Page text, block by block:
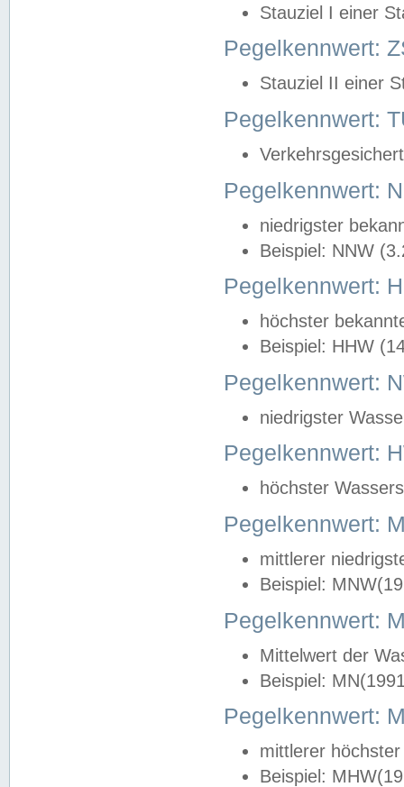
Stauziel I einer
Pegelkennwert:
Stauziel II einer
Pegelkennwert:
Pegelkennwert:
niedrigster
Beispiel: NNW
Pegelkennwert:
höchster
Beispiel: HHW
Pegelkennwert:
niedrigster
Pegelkennwert:
höchster
Pegelkennwert:
mittlerer
Beispiel:
Pegelkennwert:
Mittelwert der
Beispiel:
Pegelkennwert:
mittlerer
Beispiel: